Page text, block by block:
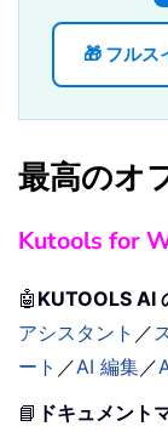
🎁 フルス
最高のオ
Kutools for
🤖 KUTOOLS AI
アシスタント ／
ート ／AI 編集／
📘 ドキュメント